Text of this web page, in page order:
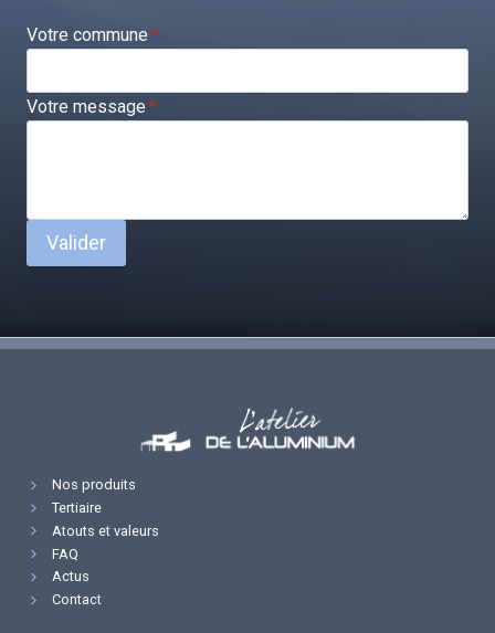
Votre commune*
Votre message*
Valider
Nos produits
Tertiaire
Atouts et valeurs
FAQ
Actus
Contact